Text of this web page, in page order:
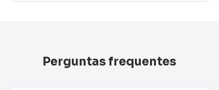
Perguntas frequentes